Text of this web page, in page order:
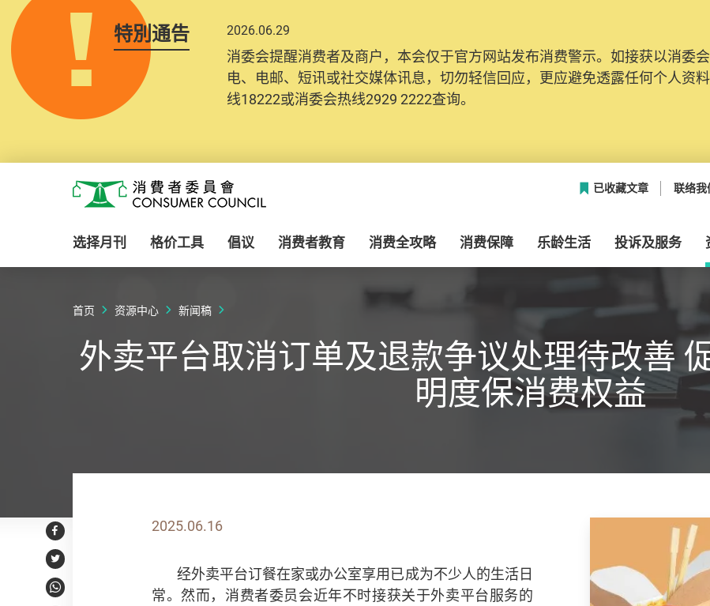
特別通告 2026.06.29
消委会提醒消费者及商户，本会仅于官方网站发布消费警示。如接获以消委
电、电邮、短讯或社交媒体讯息，切勿轻信回应，更应避免透露任何个人资
线18222或消委会热线2929 2222查询。
消费者委员会
已收藏文章 联络我
选择月刊 格价工具 倡议 消费者教育 消费全攻略 消费保障 乐龄生活 投诉及服务
首页 资源中心 新闻稿
外卖平台取消订单及退款争议处理待改善
明度保消费权益
Facebook
Twitter
WhatsApp
2025.06.16
经外卖平台订餐在家或办公室享用已成为不少人的生活日
常。然而，消费者委员会近年不时接获关于外卖平台服务的